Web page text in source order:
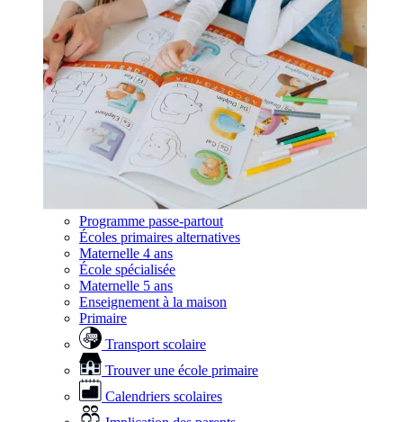
Programme passe-partout
Écoles primaires alternatives
Maternelle 4 ans
École spécialisée
Maternelle 5 ans
Enseignement à la maison
Primaire
Transport scolaire
Trouver une école primaire
Calendriers scolaires